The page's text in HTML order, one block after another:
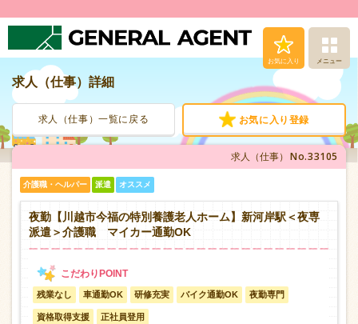
お気に入り メニュー
人材派遣サービス
転職支援サービス
登録から就業まで
お問い合わせ
求人（仕事）詳細
求人（仕事）一覧に戻る お気に入り登録
求人（仕事） No.33105
介護職・ヘルパー 派遣 オススメ
夜勤【川越市今福の特別養護老人ホーム】新河岸駅＜夜専
派遣＞介護職 マイカー通勤OK
残業なし 車通勤OK 研修充実 バイク通勤OK 夜勤専門
資格取得支援 正社員登用